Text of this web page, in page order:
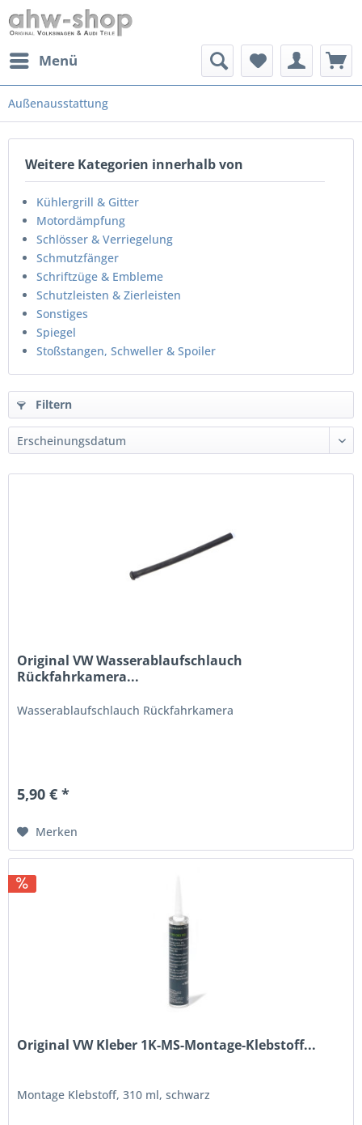
Menü
Außenausstattung
Weitere Kategorien innerhalb von
Kühlergrill & Gitter
Motordämpfung
Schlösser & Verriegelung
Schmutzfänger
Schriftzüge & Embleme
Schutzleisten & Zierleisten
Sonstiges
Spiegel
Stoßstangen, Schweller & Spoiler
Filtern
Original VW Wasserablaufschlauch
Rückfahrkamera...
Wasserablaufschlauch Rückfahrkamera
5,90 € *
Merken
Original VW Kleber 1K-MS-Montage-Klebstoff...
Montage Klebstoff, 310 ml, schwarz